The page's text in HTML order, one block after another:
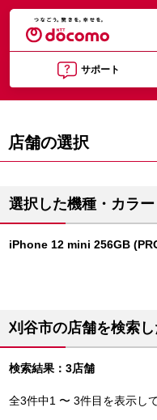
サポート
店舗の選択
選択した機種・カラー
iPhone 12 mini 256GB
刈谷市の店舗を検索
検索結果：3店舗
全3件中1 〜 3件目を表示し